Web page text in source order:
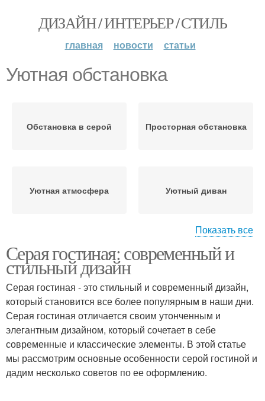
ДИЗАЙН / ИНТЕРЬЕР / СТИЛЬ
главная новости статьи
Уютная обстановка
Обстановка в серой Просторная обстановка
Уютная атмосфера Уютный диван
Обстановки в доме
Показать все
Серая гостиная: современный и
стильный дизайн
Серая гостиная - это стильный и современный дизайн,
который становится все более популярным в наши дни.
Серая гостиная отличается своим утонченным и
элегантным дизайном, который сочетает в себе
современные и классические элементы. В этой статье
мы рассмотрим основные особенности серой гостиной и
дадим несколько советов по ее оформлению.